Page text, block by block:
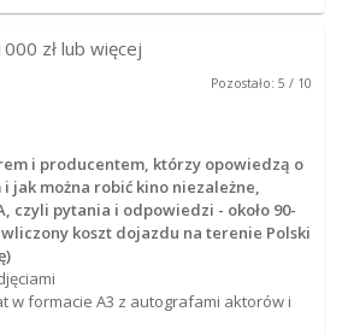
zł lub więcej
Pozostało: 5 / 10
i producentem, którzy opowiedzą o
jak można robić kino niezależne,
czyli pytania i odpowiedzi - około 90-
koszt dojazdu na terenie Polski
w formacie A3 z autografami aktorów i